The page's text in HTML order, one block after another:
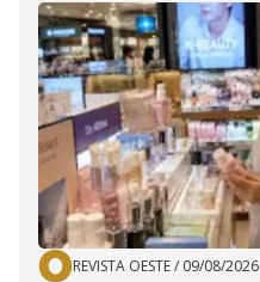
REVISTA OESTE/ 09/08/2026